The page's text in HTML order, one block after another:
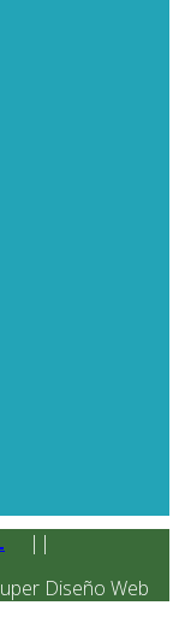
||
Diseño Web